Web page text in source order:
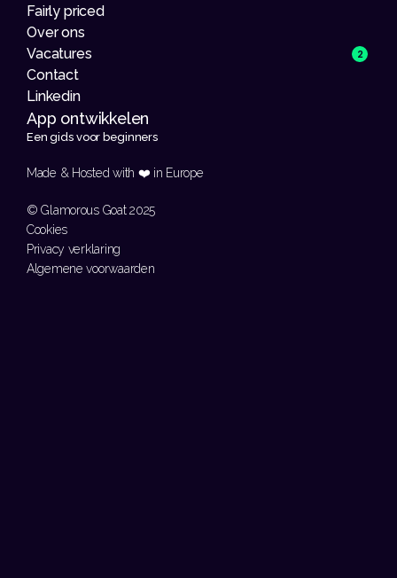
Fairly priced
Over ons
Vacatures
2
Contact
Linkedin
Een gids voor beginners
Made & Hosted with ❤️ in Europe
© Glamorous Goat 2025
Cookies
Privacy verklaring
Algemene voorwaarden